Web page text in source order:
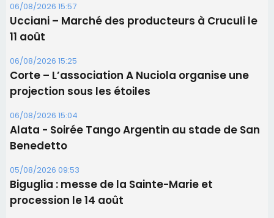
06/08/2026 15:57
Ucciani – Marché des producteurs à Cruculi le
11 août
06/08/2026 15:25
Corte – L’association A Nuciola organise une
projection sous les étoiles
06/08/2026 15:04
Alata - Soirée Tango Argentin au stade de San
Benedetto
05/08/2026 09:53
Biguglia : messe de la Sainte-Marie et
procession le 14 août